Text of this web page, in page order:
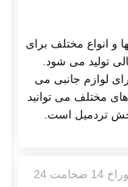
و انواع مختلف برای
تولید می شود.
لوازم جانبی می
های مختلف می توانید
تردمیل است.